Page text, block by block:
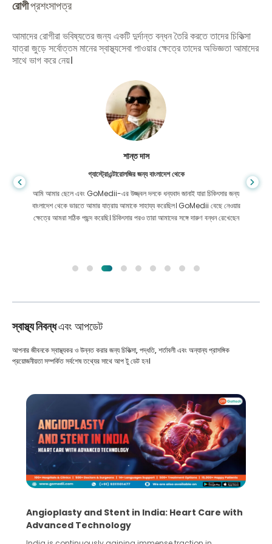
রোগীপ্রশংসাপত্র
আমাদের রোগীরা ভবিষ্যতের জন্য একটি দুর্দান্ত বন্ধন তৈরি করতে তাদের চিকিত্সা
যাত্রা জুড়ে সর্বোত্তম মানের স্বাস্থ্যসেবা পাওয়ার ক্ষেত্রে তাদের অভিজ্ঞতা আমাদের
সাথে ভাগ করে নেয়।
শান্ত দাস
গ্যাস্ট্রোএন্টারোলজির জন্য বাংলাদেশ থেকে
আমি আমার ছেলে এবং GoMedii-এর উজ্জ্বল দলকে ধন্যবাদ জানাই যারা চিকিৎসার জন্য
বাংলাদেশ থেকে ভারতে আমার যাত্রায় আমাকে সাহায্য করেছিল। GoMedii বেছে নেওয়ার
ক্ষেত্রে আমরা সঠিক পছন্দ করেছি। চিকিৎসার পরও তারা আমাদের সঙ্গে দারুণ বন্ধন রেখেছেন
স্বাস্থ্য নিবন্ধএবং আপডেট
আপনার জীবনকে স্বাস্থ্যকর ও উন্নত করার জন্য চিকিত্সা, পদ্ধতি, শর্তাবলী এবং অন্যান্য প্রাসঙ্গিক
প্রয়োজনীয়তা সম্পর্কিত সর্বশেষ তথ্যের সাথে আপ টু ডেট হন।
5 Essential Steps for Effective Human Sperm
Collection and Processing Methods